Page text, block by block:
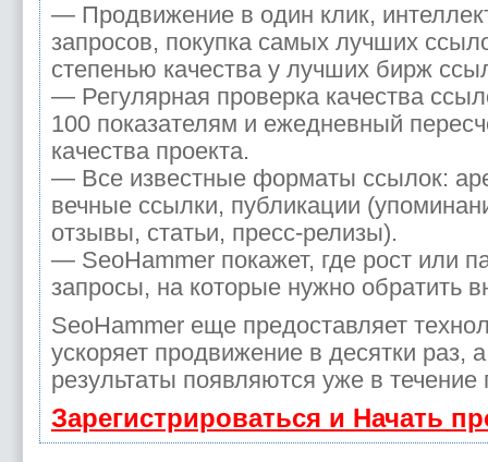
— Продвижение в один клик,
запросов, покупка самых лучших
степенью качества у лучших бирж
— Регулярная проверка качества
100 показателям и ежедневный
качества проекта.
— Все известные форматы ссылок:
вечные ссылки, публикации
отзывы, статьи, пресс-релизы).
— SeoHammer покажет, где рост или
запросы, на которые нужно обратить
SeoHammer еще предоставляет
ускоряет продвижение в десятки раз,
результаты появляются уже в
Зарегистрироваться и Начать